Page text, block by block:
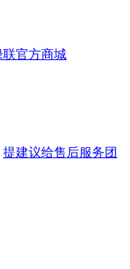
联官方商城
提建议给售后服务团